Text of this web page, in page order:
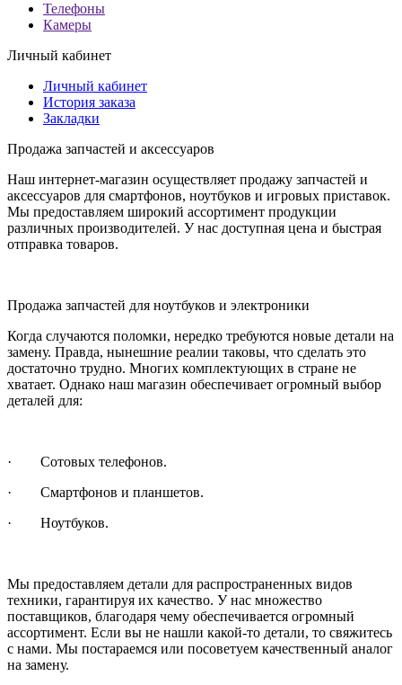
Телефоны
Камеры
Личный кабинет
Личный кабинет
История заказа
Закладки
Продажа запчастей и аксессуаров
Наш интернет-магазин осуществляет продажу запчастей и
аксессуаров для смартфонов, ноутбуков и игровых приставок.
Мы предоставляем широкий ассортимент продукции
различных производителей. У нас доступная цена и быстрая
отправка товаров.
Продажа запчастей для ноутбуков и электроники
Когда случаются поломки, нередко требуются новые детали на
замену. Правда, нынешние реалии таковы, что сделать это
достаточно трудно. Многих комплектующих в стране не
хватает. Однако наш магазин обеспечивает огромный выбор
деталей для:
· Сотовых телефонов.
· Смартфонов и планшетов.
· Ноутбуков.
Мы предоставляем детали для распространенных видов
техники, гарантируя их качество. У нас множество
поставщиков, благодаря чему обеспечивается огромный
ассортимент. Если вы не нашли какой-то детали, то свяжитесь
с нами. Мы постараемся или посоветуем качественный аналог
на замену.